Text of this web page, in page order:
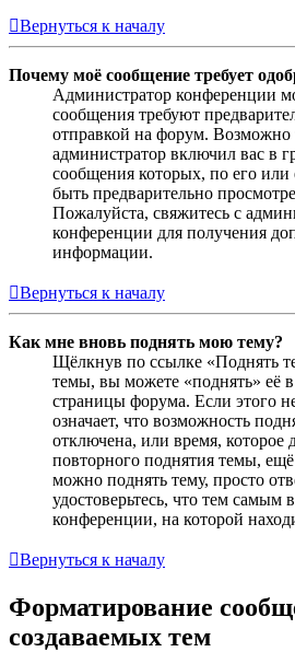
Вернуться к началу
Почему моё сообщение требует
Администратор конференции
сообщения требуют
отправкой на форум. Возможно
администратор включил вас в
сообщения которых, по его
быть предварительно
Пожалуйста, свяжитесь с
конференции для получения
информации.
Вернуться к началу
Как мне вновь поднять мою тему?
Щёлкнув по ссылке «Поднять
темы, вы можете «поднять» её
страницы форума. Если этого
означает, что возможность
отключена, или время, которое
повторного поднятия темы,
можно поднять тему, просто
удостоверьтесь, что тем самым
конференции, на которой
Вернуться к началу
Форматирование
создаваемых тем